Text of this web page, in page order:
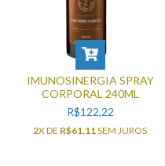
IMUNOSINERGIA SPRAY
CORPORAL 240ML
R$122,22
2X DE R$61,11 SEM JUROS